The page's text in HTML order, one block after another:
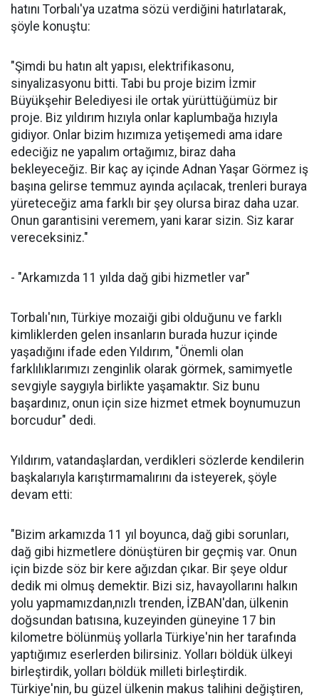
hatını Torbalı'ya uzatma sözü verdiğini hatırlatarak,
şöyle konuştu:
"Şimdi bu hatın alt yapısı, elektrifikasonu,
sinyalizasyonu bitti. Tabi bu proje bizim İzmir
Büyükşehir Belediyesi ile ortak yürüttüğümüz bir
proje. Biz yıldırım hızıyla onlar kaplumbağa hızıyla
gidiyor. Onlar bizim hızımıza yetişemedi ama idare
edeciğiz ne yapalım ortağımız, biraz daha
bekleyeceğiz. Bir kaç ay içinde Adnan Yaşar Görmez iş
başına gelirse temmuz ayında açılacak, trenleri buraya
yüreteceğiz ama farklı bir şey olursa biraz daha uzar.
Onun garantisini veremem, yani karar sizin. Siz karar
vereceksiniz."
- "Arkamızda 11 yılda dağ gibi hizmetler var"
Torbalı'nın, Türkiye mozaiği gibi olduğunu ve farklı
kimliklerden gelen insanların burada huzur içinde
yaşadığını ifade eden Yıldırım, "Önemli olan
farklılıklarımızı zenginlik olarak görmek, samimyetle
sevgiyle saygıyla birlikte yaşamaktır. Siz bunu
başardınız, onun için size hizmet etmek boynumuzun
borcudur" dedi.
Yıldırım, vatandaşlardan, verdikleri sözlerde kendilerin
başkalarıyla karıştırmamalırını da isteyerek, şöyle
devam etti:
"Bizim arkamızda 11 yıl boyunca, dağ gibi sorunları,
dağ gibi hizmetlere dönüştüren bir geçmiş var. Onun
için bizde söz bir kere ağızdan çıkar. Bir şeye oldur
dedik mi olmuş demektir. Bizi siz, havayollarını halkın
yolu yapmamızdan,nızlı trenden, İZBAN'dan, ülkenin
doğsundan batısına, kuzeyinden güneyine 17 bin
kilometre bölünmüş yollarla Türkiye'nin her tarafında
yaptığımız eserlerden bilirsiniz. Yolları böldük ülkeyi
birleştirdik, yolları böldük milleti birleştirdik.
Türkiye'nin, bu güzel ülkenin makus talihini değiştiren,